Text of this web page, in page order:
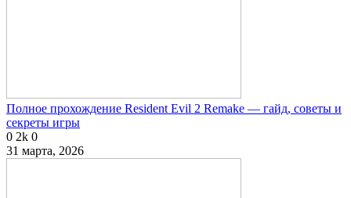
Полное прохождение Resident Evil 2 Remake — гайд, советы и
секреты игры
0 2k 0
31 марта, 2026